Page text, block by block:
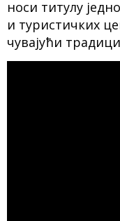
носи титулу
и туристичких
чувајући